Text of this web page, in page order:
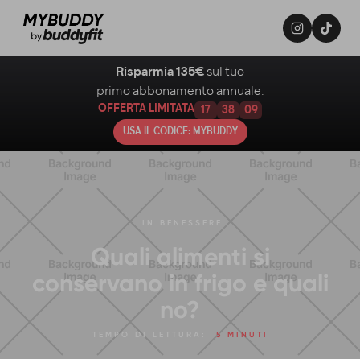
Quali alimenti si
conservano in frigo e quali
TEMPO DI LETTURA: 5 MINUTI
Risparmia 135€ sul tuo
primo abbonamento annuale.
OFFERTA LIMITATA 17 38 08
USA IL CODICE: MYBUDDY